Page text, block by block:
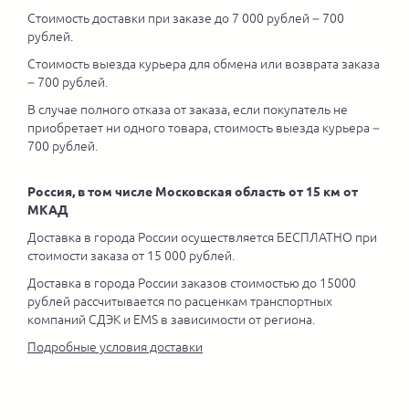
Стоимость доставки при заказе до 7 000 рублей – 700
рублей.
Стоимость выезда курьера для обмена или возврата заказа
– 700 рублей.
В случае полного отказа от заказа, если покупатель не
приобретает ни одного товара, стоимость выезда курьера –
700 рублей.
Россия, в том числе Московская область от 15 км от
МКАД
Доставка в города России осуществляется БЕСПЛАТНО при
стоимости заказа от 15 000 рублей.
Доставка в города России заказов стоимостью до 15000
рублей рассчитывается по расценкам транспортных
компаний СДЭК и EMS в зависимости от региона.
Подробные условия доставки